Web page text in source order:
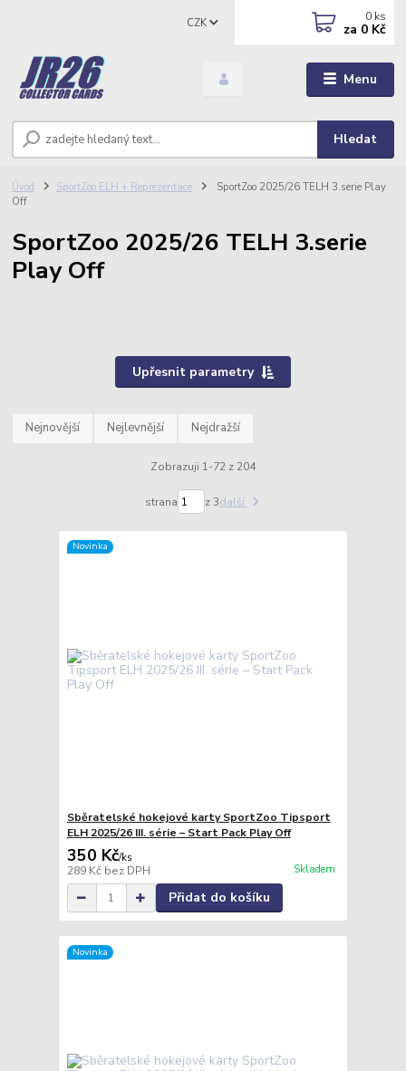
Menu
CZK
Hledat
0 ks
za 0 Kč
Úvod SportZoo ELH + Reprezentace
SportZoo 2025/26 TELH 3.serie Play
Off
SportZoo 2025/26 TELH 3.serie
Play Off
Upřesnit parametry
Nejnovější Nejlevnější Nejdražší
Zobrazuji 1-72 z 204
strana z 3další
Novinka
Sběratelské hokejové karty SportZoo Tipsport
ELH 2025/26 III. série – Start Pack Play Off
350 Kč/ks
289 Kč bez DPH Skladem
Přidat do košíku
Novinka